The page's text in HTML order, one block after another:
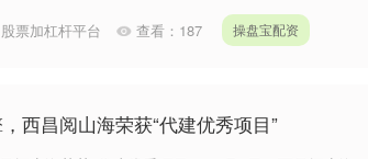
股票加杠杆平台 查看： 187 操盘宝配资
西昌阅山海荣获“代建优秀项目”